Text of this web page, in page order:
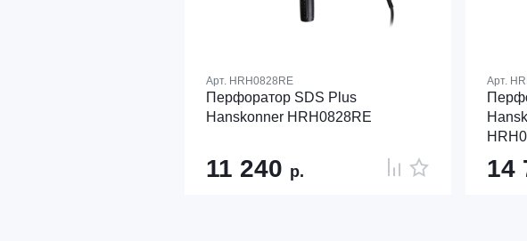
Арт. HRH0828RE
Перфоратор SDS Plus
Hanskonner HRH0828RE
11 240 р.
Арт.
14